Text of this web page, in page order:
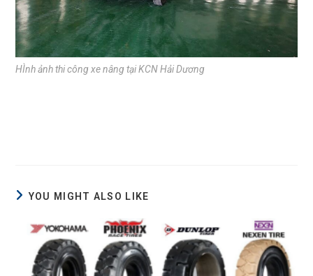
HÌnh ảnh thi công xe nâng tại KCN Hải Dương
YOU MIGHT ALSO LIKE